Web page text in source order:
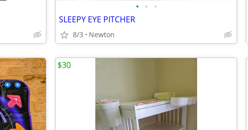
• • •
SLEEPY EYE PITCHER
8/3 Newton
$30